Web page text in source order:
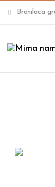
Branilaca